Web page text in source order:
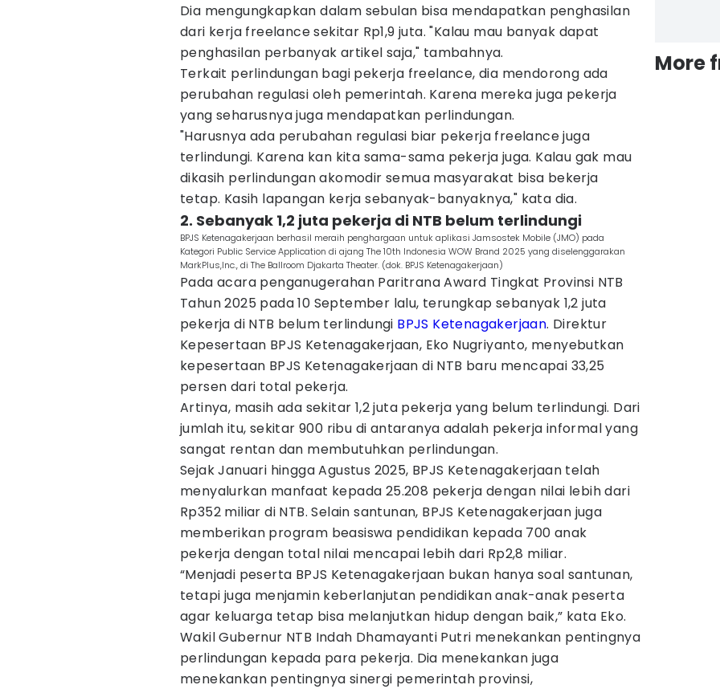
Dia mengungkapkan dalam sebulan bisa mendapatkan penghasilan
dari kerja freelance sekitar Rp1,9 juta. "Kalau mau banyak dapat
penghasilan perbanyak artikel saja," tambahnya.
Terkait perlindungan bagi pekerja freelance, dia mendorong ada
perubahan regulasi oleh pemerintah. Karena mereka juga pekerja
yang seharusnya juga mendapatkan perlindungan.
"Harusnya ada perubahan regulasi biar pekerja freelance juga
terlindungi. Karena kan kita sama-sama pekerja juga. Kalau gak mau
dikasih perlindungan akomodir semua masyarakat bisa bekerja
tetap. Kasih lapangan kerja sebanyak-banyaknya," kata dia.
2. Sebanyak 1,2 juta pekerja di NTB belum terlindungi
BPJS Ketenagakerjaan berhasil meraih penghargaan untuk aplikasi Jamsostek Mobile (JMO) pada
Kategori Public Service Application di ajang The 10th Indonesia WOW Brand 2025 yang diselenggarakan
MarkPlus,Inc., di The Ballroom Djakarta Theater. (dok. BPJS Ketenagakerjaan)
Pada acara penganugerahan Paritrana Award Tingkat Provinsi NTB
Tahun 2025 pada 10 September lalu, terungkap sebanyak 1,2 juta
pekerja di NTB belum terlindungi BPJS Ketenagakerjaan. Direktur
Kepesertaan BPJS Ketenagakerjaan, Eko Nugriyanto, menyebutkan
kepesertaan BPJS Ketenagakerjaan di NTB baru mencapai 33,25
persen dari total pekerja.
Artinya, masih ada sekitar 1,2 juta pekerja yang belum terlindungi. Dari
jumlah itu, sekitar 900 ribu di antaranya adalah pekerja informal yang
sangat rentan dan membutuhkan perlindungan.
Sejak Januari hingga Agustus 2025, BPJS Ketenagakerjaan telah
menyalurkan manfaat kepada 25.208 pekerja dengan nilai lebih dari
Rp352 miliar di NTB. Selain santunan, BPJS Ketenagakerjaan juga
memberikan program beasiswa pendidikan kepada 700 anak
pekerja dengan total nilai mencapai lebih dari Rp2,8 miliar.
“Menjadi peserta BPJS Ketenagakerjaan bukan hanya soal santunan,
tetapi juga menjamin keberlanjutan pendidikan anak-anak peserta
agar keluarga tetap bisa melanjutkan hidup dengan baik,” kata Eko.
Wakil Gubernur NTB Indah Dhamayanti Putri menekankan pentingnya
perlindungan kepada para pekerja. Dia menekankan juga
menekankan pentingnya sinergi pemerintah provinsi,
More